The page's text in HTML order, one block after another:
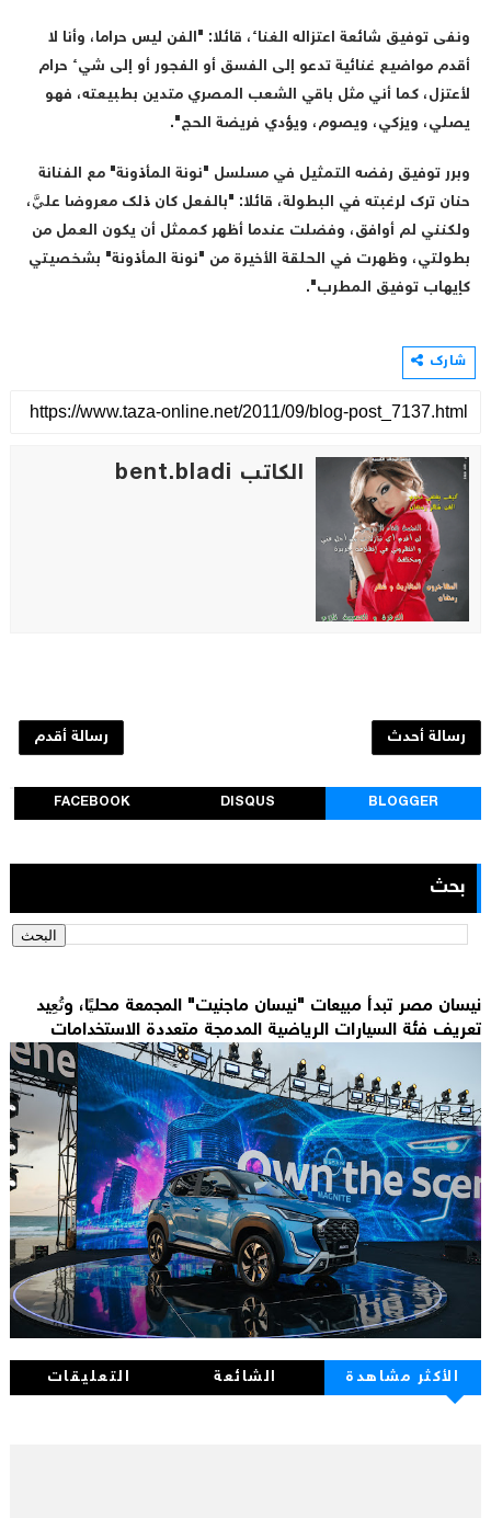
ونفى توفيق شائعة اعتزاله الغناء، قائلا: "الفن ليس حراما، وأنا لا
أقدم مواضيع غنائية تدعو إلى الفسق أو الفجور أو إلى شيء حرام
لأعتزل، كما أني مثل باقي الشعب المصري متدين بطبيعته، فهو
يصلي، ويزكي، ويصوم، ويؤدي فريضة الحج".
وبرر توفيق رفضه التمثيل في مسلسل "نونة المأذونة" مع الفنانة
حنان ترك لرغبته في البطولة، قائلا: "بالفعل كان ذلك معروضا عليَّ،
ولكنني لم أوافق، وفضلت عندما أظهر كممثل أن يكون العمل من
بطولتي، وظهرت في الحلقة الأخيرة من "نونة المأذونة" بشخصيتي
كإيهاب توفيق المطرب".
شارك
الكاتب bent.bladi
رسالة أحدث رسالة أقدم
BLOGGER
DISQUS
FACEBOOK
بحث
نيسان مصر تبدأ مبيعات "نيسان ماجنيت" المجمعة محليًا، وتُعِيد
تعريف فئة السيارات الرياضية المدمجة متعددة الاستخدامات
الأكثر مشاهدة الشائعة التعليقات